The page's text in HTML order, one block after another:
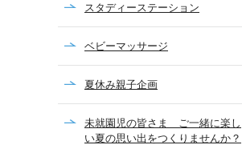
スタディーステーション
ベビーマッサージ
夏休み親子企画
未就園児の皆さま ご一緒に楽し
い夏の思い出をつくりませんか？